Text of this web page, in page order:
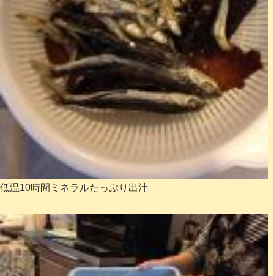
低温10時間ミネラルたっぷり出汁